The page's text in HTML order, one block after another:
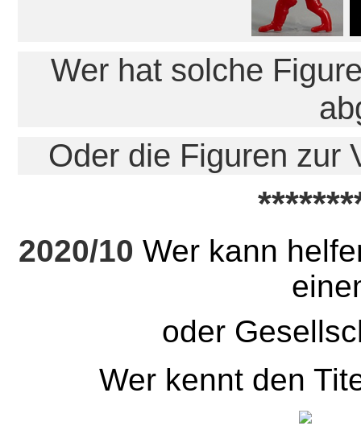
Wer hat solche
Oder die Figuren zur
2020/10Wer kann
oder
Wer kennt den